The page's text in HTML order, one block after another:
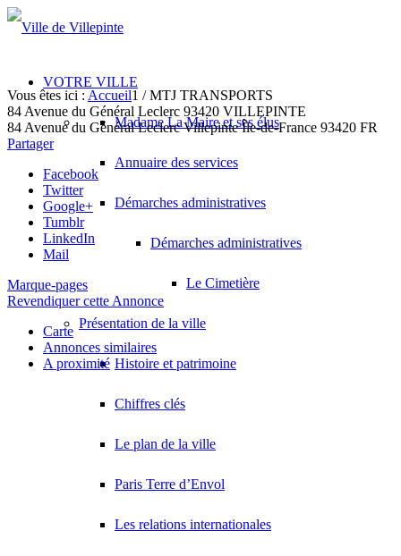
VOTRE VILLE
Madame La Maire et ses élus
Annuaire des services
Démarches administratives
Démarches administratives
Le Cimetière
Présentation de la ville
Histoire et patrimoine
Chiffres clés
Le plan de la ville
Paris Terre d’Envol
Les relations internationales
Vous êtes ici : Accueil1 / MTJ TRANSPORTS
84 Avenue du Général Leclerc 93420 VILLEPINTE
84 Avenue du Général Leclerc Villepinte Île-de-France 93420 FR
Partager
Facebook
Twitter
Google+
Tumblr
LinkedIn
Mail
Marque-pages
Revendiquer cette Annonce
Carte
Annonces similaires
A proximité